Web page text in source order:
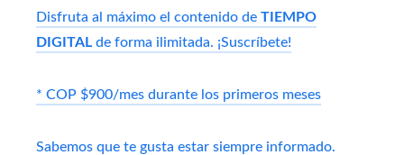
Disfruta al máximo el contenido de TIEMPO
DIGITAL de forma ilimitada. ¡Suscríbete!
* COP $900/mes durante los primeros meses
Sabemos que te gusta estar siempre informado.